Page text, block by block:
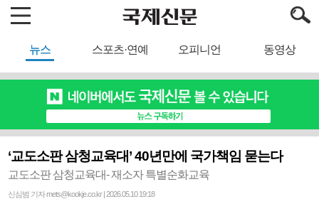
뉴스 스포츠·연예 오피니언 동영상
‘교도소판 삼청교육대’ 40년만에 국가책임 묻는다
교도소판 삼청교육대- 재소자 특별순화교육
신심범 기자 mets@kookje.co.kr | 2026.05.10 19:18